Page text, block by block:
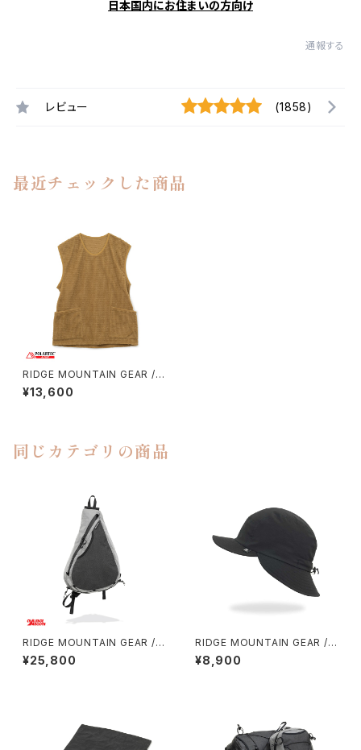
日本国内にお住まいの方向け
通報する
レビュー (1858)
最近チェックした商品
RIDGE MOUNTAIN GEAR / A
LPHA BOOSTER VEST
¥13,600
同じカテゴリの商品
RIDGE MOUNTAIN GEAR / S
ASH PACK
¥25,800
RIDGE MOUNTAIN GEAR / S
HADE CAP
¥8,900